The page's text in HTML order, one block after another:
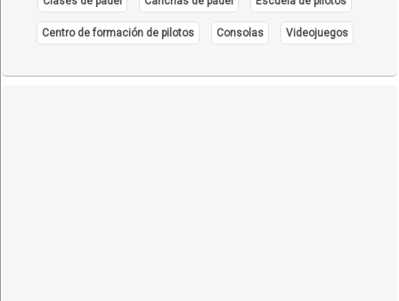
Centro de formación de pilotos Consolas Videojuegos